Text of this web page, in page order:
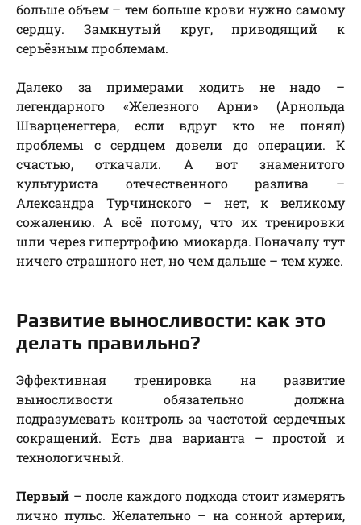
больше объем – тем больше крови нужно самому
сердцу. Замкнутый круг, приводящий к
серьёзным проблемам.
Далеко за примерами ходить не надо –
легендарного «Железного Арни» (Арнольда
Шварценеггера, если вдруг кто не понял)
проблемы с сердцем довели до операции. К
счастью, откачали. А вот знаменитого
культуриста отечественного разлива –
Александра Турчинского – нет, к великому
сожалению. А всё потому, что их тренировки
шли через гипертрофию миокарда. Поначалу тут
ничего страшного нет, но чем дальше – тем хуже.
Развитие выносливости: как это
делать правильно?
Эффективная тренировка на развитие
выносливости обязательно должна
подразумевать контроль за частотой сердечных
сокращений. Есть два варианта – простой и
технологичный.
Первый – после каждого подхода стоит измерять
лично пульс. Желательно – на сонной артерии,